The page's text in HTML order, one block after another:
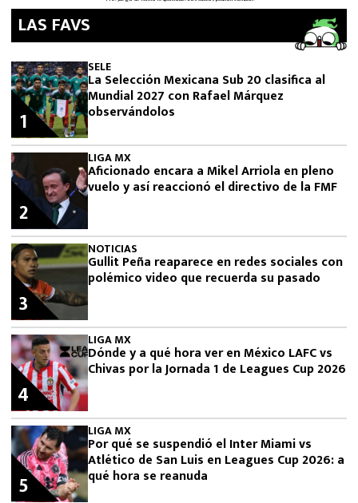
LAS FAVS
SELE
La Selección Mexicana Sub 20 clasifica al
Mundial 2027 con Rafael Márquez
observándolos
1
LIGA MX
Aficionado encara a Mikel Arriola en pleno
vuelo y así reaccionó el directivo de la FMF
2
NOTICIAS
Gullit Peña reaparece en redes sociales con
polémico video que recuerda su pasado
3
LIGA MX
Dónde y a qué hora ver en México LAFC vs
Chivas por la Jornada 1 de Leagues Cup 2026
4
LIGA MX
Por qué se suspendió el Inter Miami vs
Atlético de San Luis en Leagues Cup 2026: a
qué hora se reanuda
5